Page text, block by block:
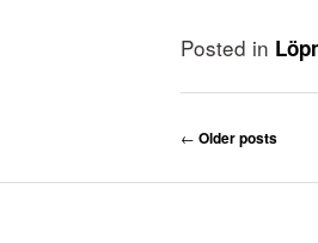
Posted in
Post navigation
← Older posts